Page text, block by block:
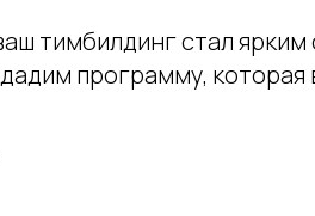
тимбилдинг стал
программу,